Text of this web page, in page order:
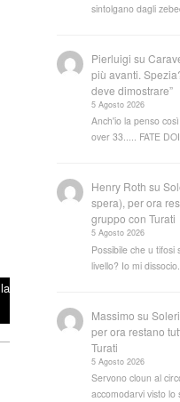
sintolgano dagli
Pierluigi su
più avanti.
deve dimostrare”
5 Agosto 2026
Anch'io la penso
over 33..... FATE
Henry Roth su
spera), per ora
gruppo con Turati
5 Agosto 2026
Possibile che u tifosi
livello? Io mi dissocio.
Massimo su
per ora restano
Turati
5 Agosto 2026
Servono cloun al
accomodarvi visto lo